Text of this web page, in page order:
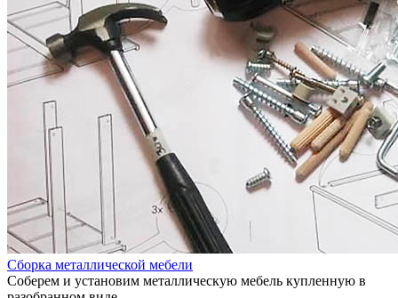
Сборка металлической мебели
Соберем и установим металлическую мебель купленную в